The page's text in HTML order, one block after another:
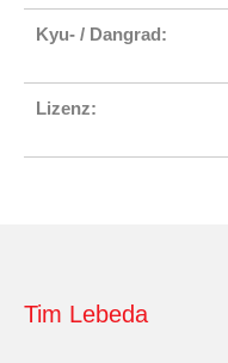
Kyu- / Dangrad:
Lizenz:
Tim Lebeda